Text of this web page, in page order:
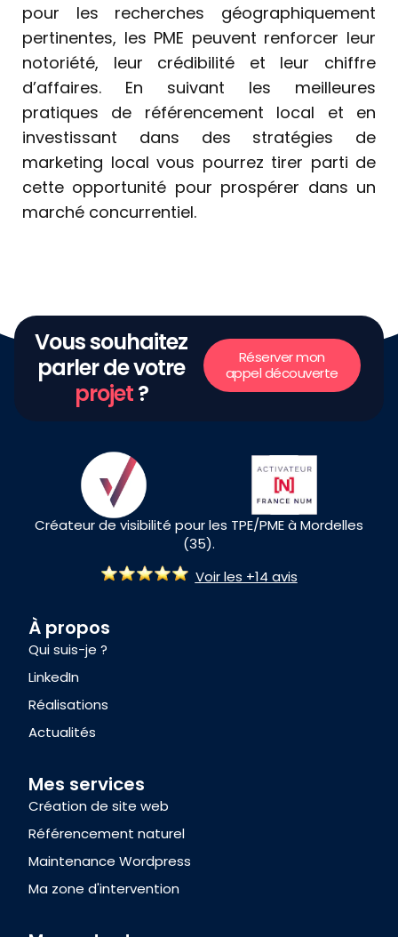
pour les recherches géographiquement
pertinentes, les PME peuvent renforcer leur
notoriété, leur crédibilité et leur chiffre
d’affaires. En suivant les meilleures
pratiques de référencement local et en
investissant dans des stratégies de
marketing local vous pourrez tirer parti de
cette opportunité pour prospérer dans un
marché concurrentiel.
Vous souhaitez
parler de votre
projet?
Réserver mon
appel découverte
Créateur de visibilité pour les TPE/PME à Mordelles
(35).
Voir les +14 avis
À propos
Qui suis-je ?
LinkedIn
Réalisations
Actualités
Mes services
Création de site web
Référencement naturel
Maintenance Wordpress
Ma zone d'intervention